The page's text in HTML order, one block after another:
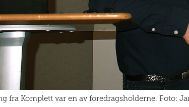
fra Komplett var en av foredragsholderne. Foto: